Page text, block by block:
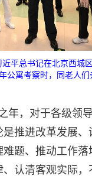
平总书记在北京西城区
公寓考察时，同老人们
年，对于各级领
是推进改革发展、
题、推动工作落
认清客观实际，